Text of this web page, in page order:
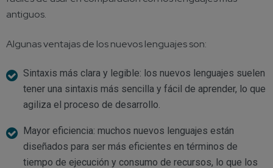
antiguos.
Algunas ventajas de los nuevos lenguajes son:
Sintaxis más clara y legible: los nuevos lenguajes suelen
tener una sintaxis más sencilla y fácil de aprender, lo que
agiliza el proceso de desarrollo.
Mayor eficiencia: muchos nuevos lenguajes están
diseñados para ser más eficientes en términos de
tiempo de ejecución y consumo de recursos, lo que los